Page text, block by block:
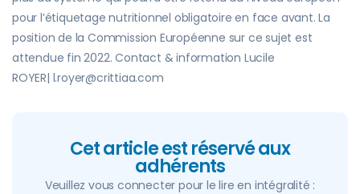
pour l’étiquetage nutritionnel obligatoire en face avant. La
position de la Commission Européenne sur ce sujet est
attendue fin 2022. Contact & information Lucile
ROYER| l.royer@crittiaa.com
Cet article est réservé aux
adhérents
Veuillez vous connecter pour le lire en intégralité :